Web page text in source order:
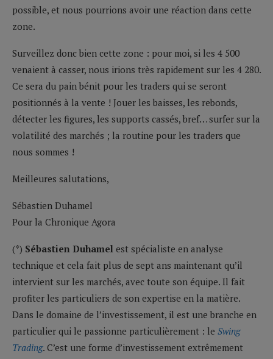
possible, et nous pourrions avoir une réaction dans cette
zone.
Surveillez donc bien cette zone : pour moi, si les 4 500
venaient à casser, nous irions très rapidement sur les 4 280.
Ce sera du pain bénit pour les traders qui se seront
positionnés à la vente ! Jouer les baisses, les rebonds,
détecter les figures, les supports cassés, bref… surfer sur la
volatilité des marchés ; la routine pour les traders que
nous sommes !
Meilleures salutations,
Sébastien Duhamel
Pour la Chronique Agora
(*) Sébastien Duhamel est spécialiste en analyse
technique et cela fait plus de sept ans maintenant qu’il
intervient sur les marchés, avec toute son équipe. Il fait
profiter les particuliers de son expertise en la matière.
Dans le domaine de l’investissement, il est une branche en
particulier qui le passionne particulièrement : le Swing
Trading. C’est une forme d’investissement extrêmement